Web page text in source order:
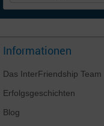
Informationen
Das InterFriendship Team
Erfolgsgeschichten
Blog